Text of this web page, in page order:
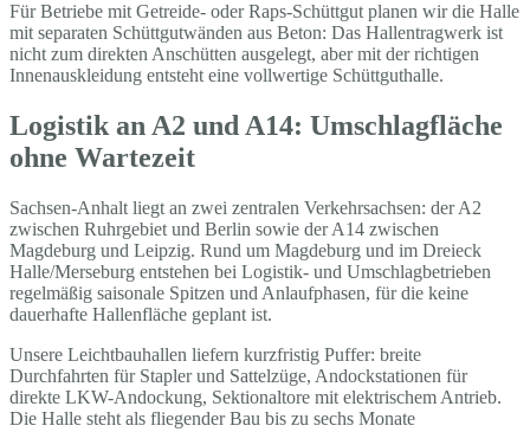
Für Betriebe mit Getreide- oder Raps-Schüttgut planen wir die Halle
mit separaten Schüttgutwänden aus Beton: Das Hallentragwerk ist
nicht zum direkten Anschütten ausgelegt, aber mit der richtigen
Innenauskleidung entsteht eine vollwertige Schüttguthalle.
Logistik an A2 und A14: Umschlagfläche
ohne Wartezeit
Sachsen-Anhalt liegt an zwei zentralen Verkehrsachsen: der A2
zwischen Ruhrgebiet und Berlin sowie der A14 zwischen
Magdeburg und Leipzig. Rund um Magdeburg und im Dreieck
Halle/Merseburg entstehen bei Logistik- und Umschlagbetrieben
regelmäßig saisonale Spitzen und Anlaufphasen, für die keine
dauerhafte Hallenfläche geplant ist.
Unsere Leichtbauhallen liefern kurzfristig Puffer: breite
Durchfahrten für Stapler und Sattelzüge, Andockstationen für
direkte LKW-Andockung, Sektionaltore mit elektrischem Antrieb.
Die Halle steht als fliegender Bau bis zu sechs Monate